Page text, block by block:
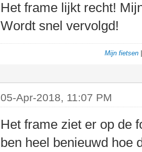
Het frame lijkt recht!
Wordt snel vervolgd!
Mijn fietsen
05-Apr-2018, 11:07 PM
Het frame ziet er op de
ben heel benieuwd hoe